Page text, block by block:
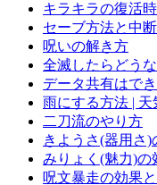
キラキラの復活
セーブ方法と中
呪いの解き方
全滅したらどうな
データ共有はで
雨にする方法 |
二刀流のやり方
きようさ(器用さ
みりょく(魅力)の
呪文暴走の効果